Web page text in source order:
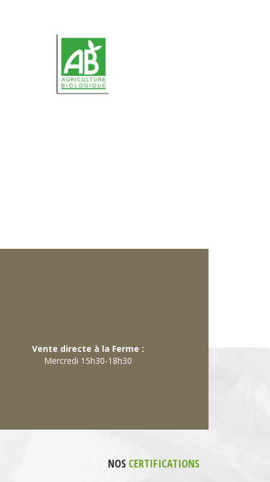
Vente directe à la Ferme :
Mercredi 15h30-18h30
NOS CERTIFICATIONS